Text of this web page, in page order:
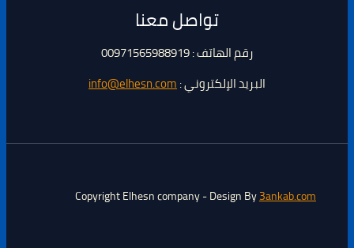
تواصل معنا
رقم الهاتف : 00971565988919
البريد الإلكتروني :info@elhesn.com
Copyright Elhesn company - Design By